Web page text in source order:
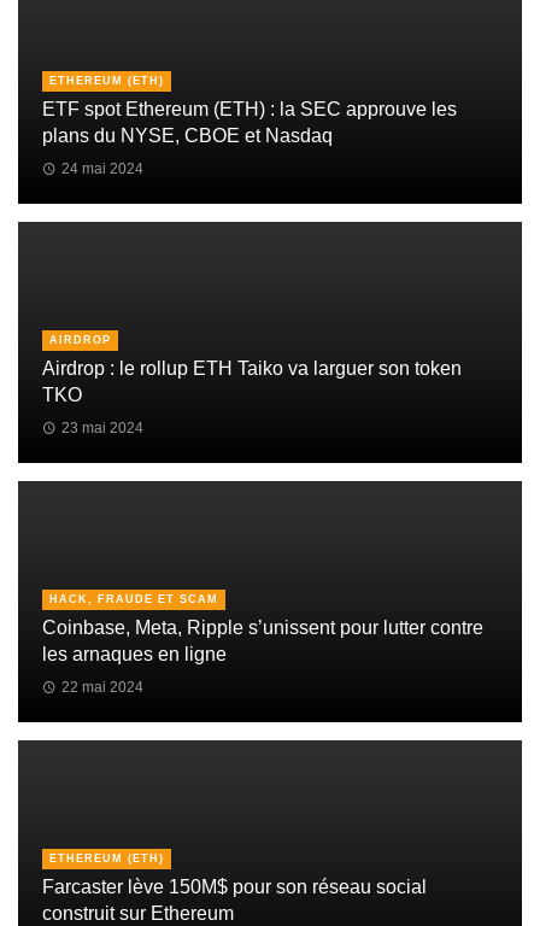
ETHEREUM (ETH)
ETF spot Ethereum (ETH) : la SEC approuve les
plans du NYSE, CBOE et Nasdaq
24 mai 2024
AIRDROP
Airdrop : le rollup ETH Taiko va larguer son token
TKO
23 mai 2024
HACK, FRAUDE ET SCAM
Coinbase, Meta, Ripple s’unissent pour lutter contre
les arnaques en ligne
22 mai 2024
ETHEREUM (ETH)
Farcaster lève 150M$ pour son réseau social
construit sur Ethereum